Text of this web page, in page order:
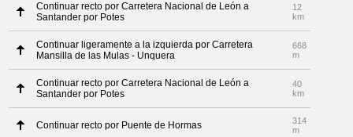
Continuar recto por Carretera Nacional de León a
Santander por Potes
12
km
Continuar ligeramente a la izquierda por Carretera
Mansilla de las Mulas - Unquera
668
m
Continuar recto por Carretera Nacional de León a
Santander por Potes
40
km
Continuar recto por Puente de Hormas
314
m